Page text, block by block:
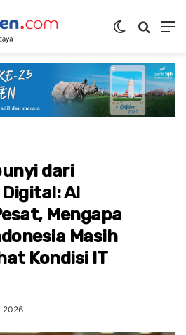
Switch skin
dari
AI
Mengapa
Masih
Kondisi IT
2026